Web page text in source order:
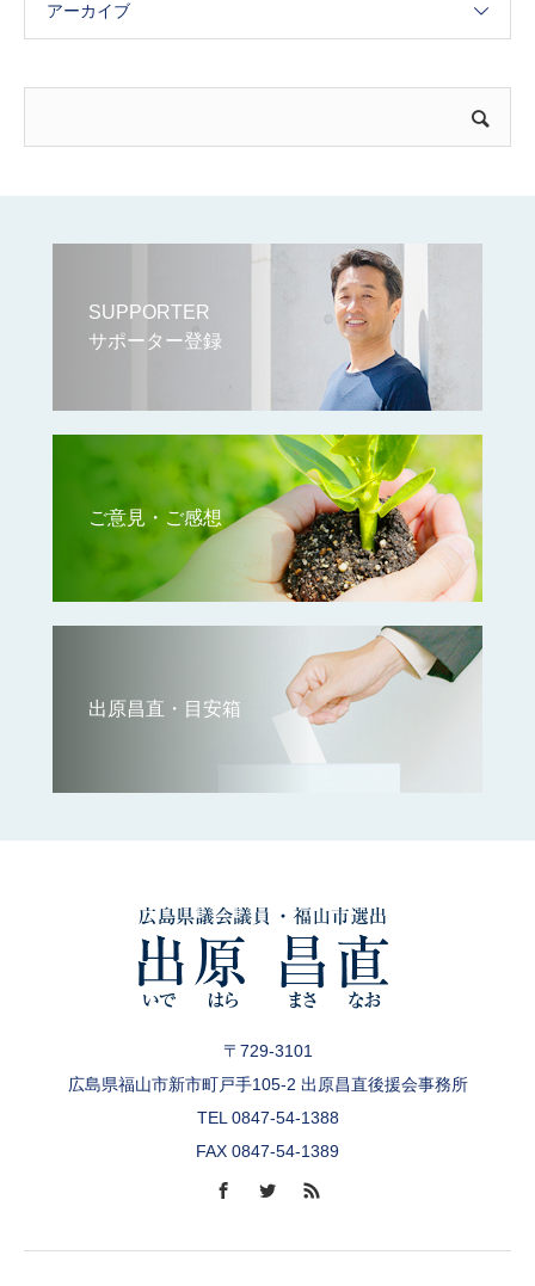
アーカイブ
SUPPORTER
サポーター登録
ご意見・ご感想
出原昌直・目安箱
〒729-3101
広島県福山市新市町戸手105-2 出原昌直後援会事務所
TEL 0847-54-1388
FAX 0847-54-1389